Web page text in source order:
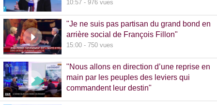
10:57 - 976 vues
"Je ne suis pas partisan du grand bond en
arrière social de François Fillon"
15:00 - 750 vues
"Nous allons en direction d’une reprise en
main par les peuples des leviers qui
commandent leur destin"